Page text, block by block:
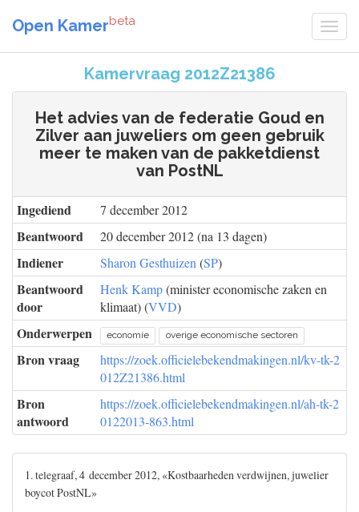
Open Kamerbeta
Kamervraag 2012Z21386
Het advies van de federatie Goud en
Zilver aan juweliers om geen gebruik
meer te maken van de pakketdienst
van PostNL
Ingediend 7 december 2012
Beantwoord 20 december 2012 (na 13 dagen)
Indiener Sharon Gesthuizen (SP)
Beantwoord
door
Henk Kamp(minister economische zaken en
klimaat) (VVD)
Onderwerpen economie overige economische sectoren
Bron vraag
https://zoek.officielebekendmakingen.nl/kv-tk-2
012Z21386.html
Bron
antwoord
https://zoek.officielebekendmakingen.nl/ah-tk-2
0122013-863.html
1. telegraaf, 4 december 2012, «Kostbaarheden verdwijnen, juwelier
boycot PostNL»